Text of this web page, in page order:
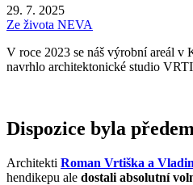
29. 7. 2025
Ze života NEVA
V roce 2023 se náš výrobní areál v
navrhlo architektonické studio
Dispozice byla
Architekti Roman Vrtiška a
hendikepu ale dostali absolutní